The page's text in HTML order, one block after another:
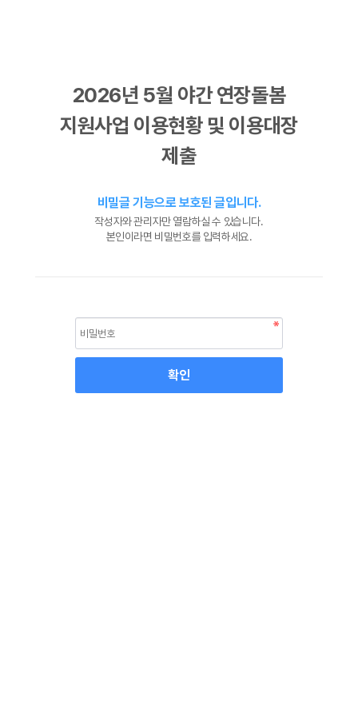
2026년 5월 야간 연장돌봄
지원사업 이용현황 및 이용대장
제출
비밀글 기능으로 보호된 글입니다.
작성자와 관리자만 열람하실 수 있습니다.
본인이라면 비밀번호를 입력하세요.